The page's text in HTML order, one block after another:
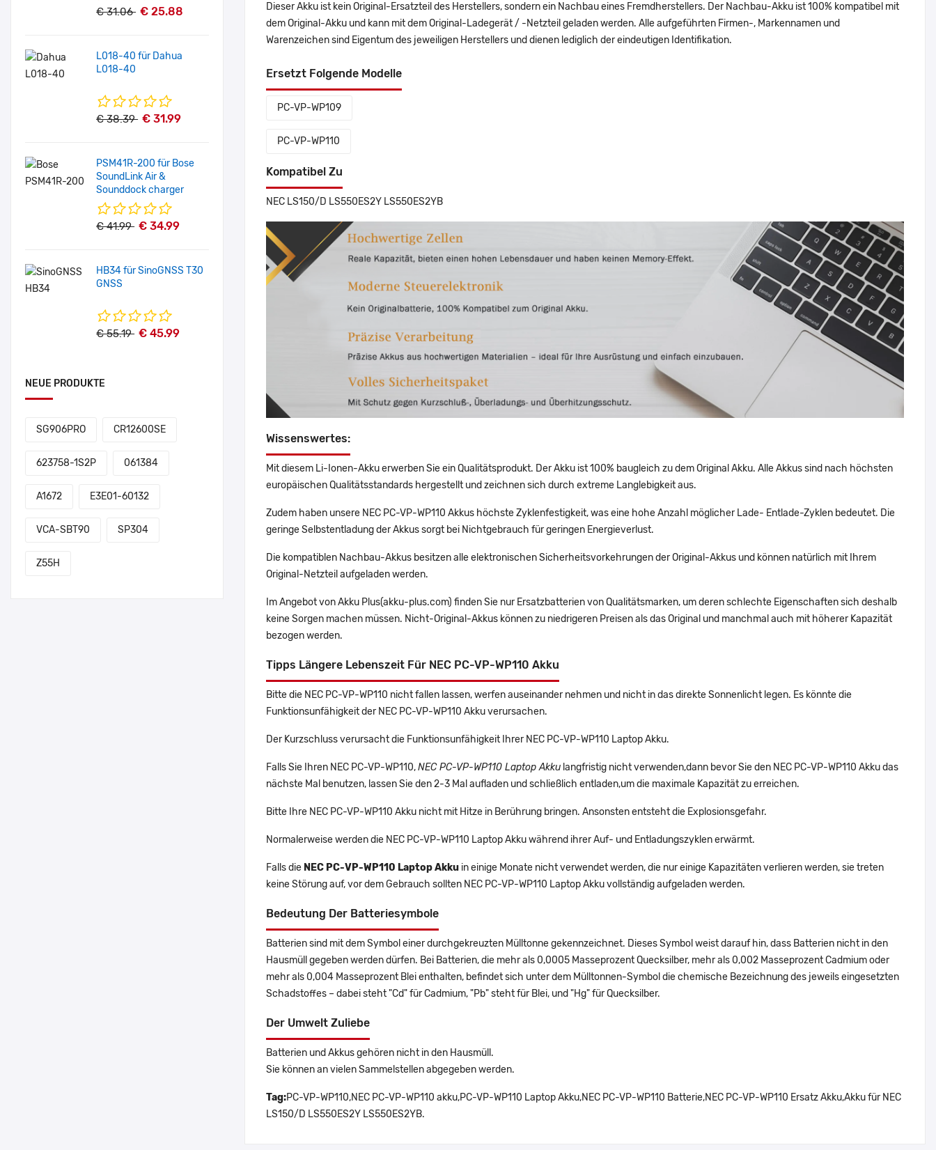
€ 31.06 € 25.88
L018-40 für Dahua
L018-40
€ 38.39 € 31.99
PSM41R-200 für Bose
SoundLink Air &
Sounddock charger
€ 41.99 € 34.99
HB34 für SinoGNSS T30
GNSS
€ 55.19 € 45.99
NEUE PRODUKTE
SG906PRO CR12600SE
623758-1S2P 061384
A1672 E3E01-60132
VCA-SBT90 SP304
Z55H
Dieser Akku ist kein Original-Ersatzteil des Herstellers, sondern ein Nachbau eines Fremdherstellers. Der Nachbau-Akku ist 100% kompatibel mit
dem Original-Akku und kann mit dem Original-Ladegerät / -Netzteil geladen werden. Alle aufgeführten Firmen-, Markennamen und
Warenzeichen sind Eigentum des jeweiligen Herstellers und dienen lediglich der eindeutigen Identifikation.
Ersetzt Folgende Modelle
PC-VP-WP109
PC-VP-WP110
Kompatibel Zu
NEC LS150/D LS550ES2Y LS550ES2YB
Wissenswertes:
Mit diesem Li-Ionen-Akku erwerben Sie ein Qualitätsprodukt. Der Akku ist 100% baugleich zu dem Original Akku. Alle Akkus sind nach höchsten
europäischen Qualitätsstandards hergestellt und zeichnen sich durch extreme Langlebigkeit aus.
Zudem haben unsere NEC PC-VP-WP110 Akkus höchste Zyklenfestigkeit, was eine hohe Anzahl möglicher Lade- Entlade-Zyklen bedeutet. Die
geringe Selbstentladung der Akkus sorgt bei Nichtgebrauch für geringen Energieverlust.
Die kompatiblen Nachbau-Akkus besitzen alle elektronischen Sicherheitsvorkehrungen der Original-Akkus und können natürlich mit Ihrem
Original-Netzteil aufgeladen werden.
Im Angebot von Akku Plus(akku-plus.com) finden Sie nur Ersatzbatterien von Qualitätsmarken, um deren schlechte Eigenschaften sich deshalb
keine Sorgen machen müssen. Nicht-Original-Akkus können zu niedrigeren Preisen als das Original und manchmal auch mit höherer Kapazität
bezogen werden.
Tipps Längere Lebenszeit Für NEC PC-VP-WP110 Akku
Bitte die NEC PC-VP-WP110 nicht fallen lassen, werfen auseinander nehmen und nicht in das direkte Sonnenlicht legen. Es könnte die
Funktionsunfähigkeit der NEC PC-VP-WP110 Akku verursachen.
Der Kurzschluss verursacht die Funktionsunfähigkeit Ihrer NEC PC-VP-WP110 Laptop Akku.
Falls Sie Ihren NEC PC-VP-WP110,NEC PC-VP-WP110 Laptop Akku langfristig nicht verwenden,dann bevor Sie den NEC PC-VP-WP110 Akku das
nächste Mal benutzen, lassen Sie den 2-3 Mal aufladen und schließlich entladen,um die maximale Kapazität zu erreichen.
Bitte Ihre NEC PC-VP-WP110 Akku nicht mit Hitze in Berührung bringen. Ansonsten entsteht die Explosionsgefahr.
Normalerweise werden die NEC PC-VP-WP110 Laptop Akku während ihrer Auf- und Entladungszyklen erwärmt.
Falls die NEC PC-VP-WP110 Laptop Akku in einige Monate nicht verwendet werden, die nur einige Kapazitäten verlieren werden, sie treten
keine Störung auf, vor dem Gebrauch sollten NEC PC-VP-WP110 Laptop Akku vollständig aufgeladen werden.
Bedeutung Der Batteriesymbole
Batterien sind mit dem Symbol einer durchgekreuzten Mülltonne gekennzeichnet. Dieses Symbol weist darauf hin, dass Batterien nicht in den
Hausmüll gegeben werden dürfen. Bei Batterien, die mehr als 0,0005 Masseprozent Quecksilber, mehr als 0,002 Masseprozent Cadmium oder
mehr als 0,004 Masseprozent Blei enthalten, befindet sich unter dem Mülltonnen-Symbol die chemische Bezeichnung des jeweils eingesetzten
Schadstoffes – dabei steht "Cd" für Cadmium, "Pb" steht für Blei, und "Hg" für Quecksilber.
Der Umwelt Zuliebe
Batterien und Akkus gehören nicht in den Hausmüll.
Sie können an vielen Sammelstellen abgegeben werden.
Tag:PC-VP-WP110,NEC PC-VP-WP110 akku,PC-VP-WP110 Laptop Akku,NEC PC-VP-WP110 Batterie,NEC PC-VP-WP110 Ersatz Akku,Akku für NEC
LS150/D LS550ES2Y LS550ES2YB.